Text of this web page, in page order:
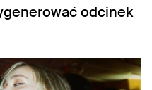
odcinek